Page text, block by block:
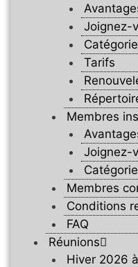
Joignez-
Tarifs
Membres
Joignez-
Membres
Conditions
FAQ
Réunions
Hiver 2026